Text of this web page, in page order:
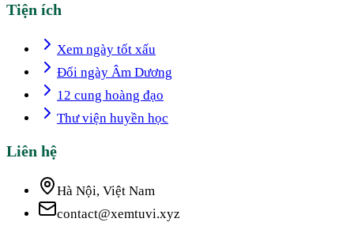
Tiện ích
Xem ngày tốt xấu
Đổi ngày Âm Dương
12 cung hoàng đạo
Thư viện huyền học
Liên hệ
Hà Nội, Việt Nam
contact@xemtuvi.xyz